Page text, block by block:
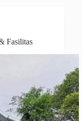
Fasilitas